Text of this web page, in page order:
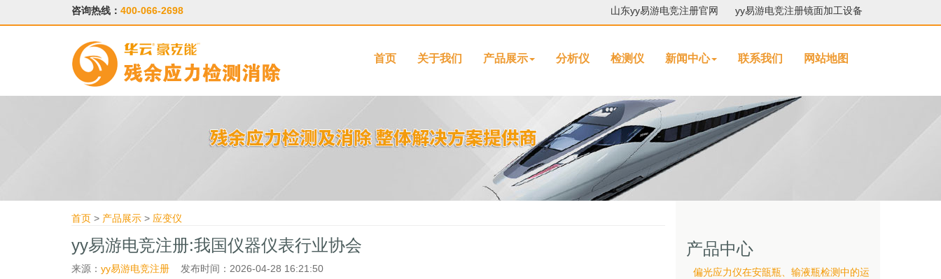
咨询热线： 400-066-2698 山东yy易游电竞注册官网 yy易游电竞注册镜面加工设备
首页 关于我们 产品展示 分析仪 检测仪 新闻中心 联系我们 网站地图
首页 > 产品展示 > 应变仪
yy易游电竞注册:我国仪器仪表行业协会
来源： yy易游电竞注册 发布时间：2026-04-28 16:21:50
产品中心
偏光应力仪在安瓿瓶、输液瓶检测中的运